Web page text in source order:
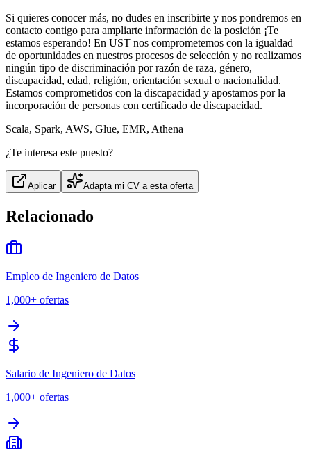
Si quieres conocer más, no dudes en inscribirte y nos pondremos en
contacto contigo para ampliarte información de la posición ¡Te
estamos esperando! En UST nos comprometemos con la igualdad
de oportunidades en nuestros procesos de selección y no realizamos
ningún tipo de discriminación por razón de raza, género,
discapacidad, edad, religión, orientación sexual o nacionalidad.
Estamos comprometidos con la discapacidad y apostamos por la
incorporación de personas con certificado de discapacidad.
Scala, Spark, AWS, Glue, EMR, Athena
¿Te interesa este puesto?
Aplicar Adapta mi CV a esta oferta
Relacionado
Empleo de Ingeniero de Datos
1,000+ ofertas
Salario de Ingeniero de Datos
1,000+ ofertas